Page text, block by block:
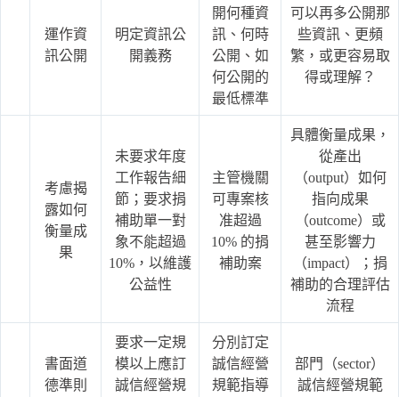
運作資
訊公開
明定資訊公
開義務
開何種資
訊、何時
公開、如
何公開的
最低標準
可以再多公開那
些資訊、更頻
繁，或更容易取
得或理解？
考慮揭
露如何
衡量成
果
未要求年度
工作報告細
節；要求捐
補助單一對
象不能超過
10%，以維護
公益性
主管機關
可專案核
准超過
10% 的捐
補助案
具體衡量成果，
從產出
（output）如何
指向成果
（outcome）或
甚至影響力
（impact）；捐
補助的合理評估
流程
書面道
德準則
要求一定規
模以上應訂
誠信經營規
分別訂定
誠信經營
規範指導
部門（sector）
誠信經營規範